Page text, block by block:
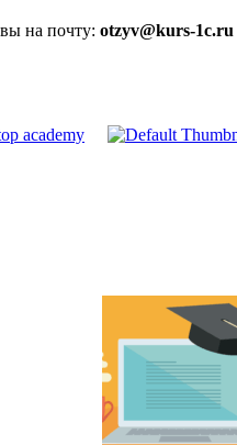
на почту: otzyv@kurs-1c.ru
academy